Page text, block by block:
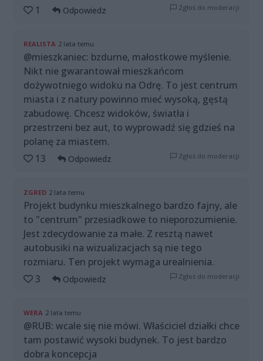
1
Odpowiedz Zgłoś do moderacji
REALISTA 2 lata temu
@mieszkaniec: bzdurne, małostkowe myślenie.
Nikt nie gwarantował mieszkańcom
dożywotniego widoku na Odrę. To jest centrum
miasta i z natury powinno mieć wysoką, gęstą
zabudowę. Chcesz widoków, światła i
przestrzeni bez aut, to wyprowadź się gdzieś na
polanę za miastem.
13
Odpowiedz Zgłoś do moderacji
ZGRED 2 lata temu
Projekt budynku mieszkalnego bardzo fajny, ale
to "centrum" przesiadkowe to nieporozumienie.
Jest zdecydowanie za małe. Z resztą nawet
autobusiki na wizualizacjach są nie tego
rozmiaru. Ten projekt wymaga urealnienia.
3
Odpowiedz Zgłoś do moderacji
WERA 2 lata temu
@RUB: wcale się nie mówi. Właściciel działki chce
tam postawić wysoki budynek. To jest bardzo
dobra koncepcja